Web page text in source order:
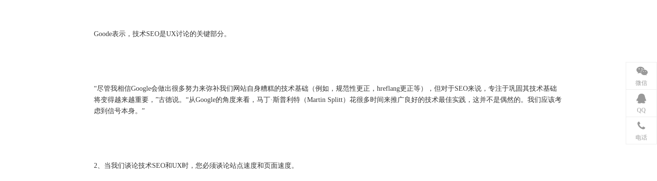
Goode表示，技术SEO是UX讨论的关键部分。
“尽管我相信Google会做出很多努力来弥补我们网站自身糟糕的技术基础（例如，规范性更正，hreflang更正等），但对于SEO来说，专注于巩固其技术基础
将变得越来越重要，”古德说。“从Google的角度来看，马丁·斯普利特（Martin Splitt）花很多时间来推广良好的技术最佳实践，这并不是偶然的。我们应该考
虑到信号本身。”
2、当我们谈论技术SEO和UX时，您必须谈论站点速度和页面速度。
微信
QQ
电话